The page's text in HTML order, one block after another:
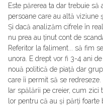
Este părerea ta dar trebuie
persoane care au altă viziune
Și dacă analizăm cifrele în
nu prea au ținut cont de
Referitor la faliment... să fim
unora. E drept vor fi 3-4 ani
nouă politică de piață dar
care îi permit să se redreseze.
Iar spălării pe creier, cum zici
lor pentru că au și părți foarte